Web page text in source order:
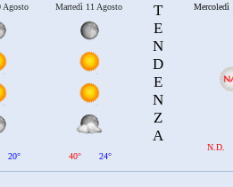
Agosto
20°
Martedì 11 Agosto
40° 24°
T
E
N
D
E
N
Z
A
Mercoledì
N.D.